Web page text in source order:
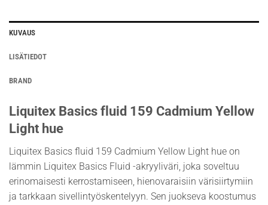
KUVAUS
LISÄTIEDOT
BRAND
Liquitex Basics fluid 159 Cadmium Yellow
Light hue
Liquitex Basics fluid 159 Cadmium Yellow Light hue on
lämmin Liquitex Basics Fluid -akryyliväri, joka soveltuu
erinomaisesti kerrostamiseen, hienovaraisiin värisiirtymiin
ja tarkkaan sivellintyöskentelyyn. Sen juokseva koostumus